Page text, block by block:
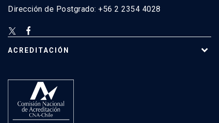
Dirección de Postgrado: +56 2 2354 4028
ACREDITACIÓN